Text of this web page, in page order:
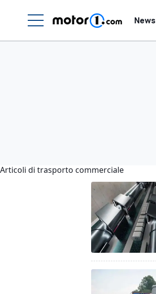
News
Articoli di trasporto commerciale